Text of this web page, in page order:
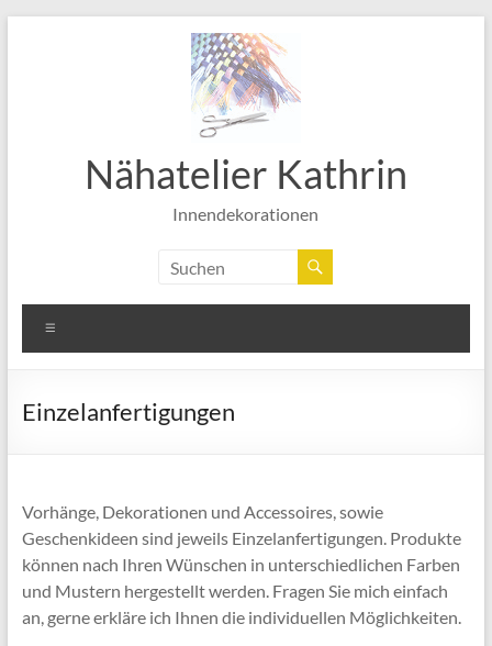
Nähatelier Kathrin
Innendekorationen
Einzelanfertigungen
Vorhänge, Dekorationen und Accessoires, sowie
Geschenkideen sind jeweils Einzelanfertigungen. Produkte
können nach Ihren Wünschen in unterschiedlichen Farben
und Mustern hergestellt werden. Fragen Sie mich einfach
an, gerne erkläre ich Ihnen die individuellen Möglichkeiten.